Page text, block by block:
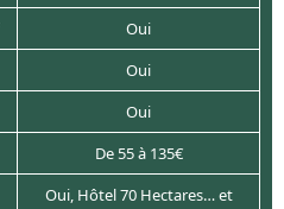
Oui
Oui
Oui
De 55 à 135€
Oui, Hôtel 70 Hectares… et